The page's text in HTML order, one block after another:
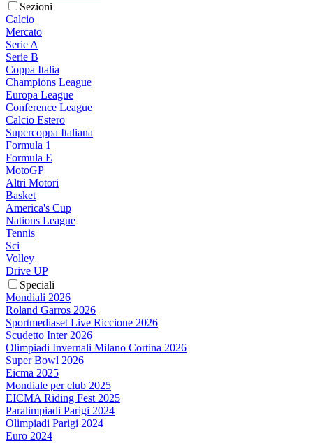
Sezioni
Calcio
Mercato
Serie A
Serie B
Coppa Italia
Champions League
Europa League
Conference League
Calcio Estero
Supercoppa Italiana
Formula 1
Formula E
MotoGP
Altri Motori
Basket
America's Cup
Nations League
Tennis
Sci
Volley
Drive UP
Speciali
Mondiali 2026
Roland Garros 2026
Sportmediaset Live Riccione 2026
Scudetto Inter 2026
Olimpiadi Invernali Milano Cortina 2026
Super Bowl 2026
Eicma 2025
Mondiale per club 2025
EICMA Riding Fest 2025
Paralimpiadi Parigi 2024
Olimpiadi Parigi 2024
Euro 2024